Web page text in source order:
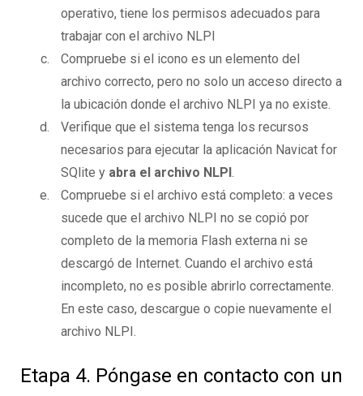
operativo, tiene los permisos adecuados para
trabajar con el archivo NLPI
Compruebe si el icono es un elemento del
archivo correcto, pero no solo un acceso directo a
la ubicación donde el archivo NLPI ya no existe.
Verifique que el sistema tenga los recursos
necesarios para ejecutar la aplicación Navicat for
SQlite y abra el archivo NLPI.
Compruebe si el archivo está completo: a veces
sucede que el archivo NLPI no se copió por
completo de la memoria Flash externa ni se
descargó de Internet. Cuando el archivo está
incompleto, no es posible abrirlo correctamente.
En este caso, descargue o copie nuevamente el
archivo NLPI.
Etapa 4. Póngase en contacto con un